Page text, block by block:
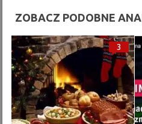
ZOBACZ PODOBNE
3